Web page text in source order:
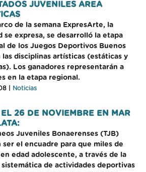
JUVENILES AREA
de la semana ExpresArte, la
se expresa, se desarrolló la etapa
de los Juegos Deportivos Buenos
las disciplinas artísticas (estáticas y
Los ganadores representarán a
en la etapa regional.
| Noticias
EL 26 DE NOVIEMBRE EN MAR
Juveniles Bonaerenses (TJB)
ser el encuadre para que miles de
edad adolescente, a través de la
sistemática de actividades deportivas